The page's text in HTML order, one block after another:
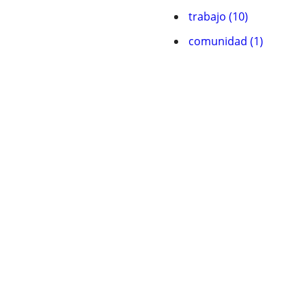
trabajo (10)
comunidad (1)